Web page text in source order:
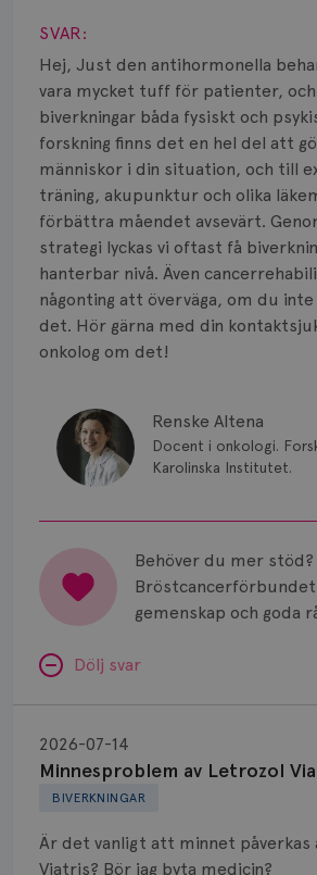
SVAR:
Hej, Just den antihormonella
vara mycket tuff för patienter,
biverkningar båda fysiskt och
forskning finns det en hel del att
människor i din situation, och till
träning, akupunktur och olika
förbättra måendet avsevärt.
strategi lyckas vi oftast få
hanterbar nivå. Även
någonting att överväga, om du
det. Hör gärna med din
onkolog om det!
Renske Altena
Docent i onkologi.
Karolinska Institutet.
Behöver du mer
gemenskap och goda
Dölj svar
BIVERKNINGAR
Minnesproblem av Letrozol
2026-07-14
Är det vanligt att minnet påverkas
Viatris? Bör jag byta medicin?
Letrozol
Viatris?